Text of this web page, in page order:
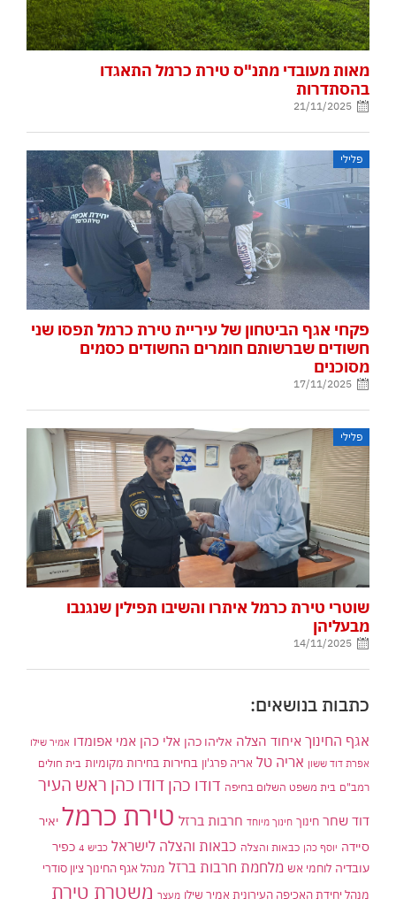
מאות מעובדי מתנ"ס טירת כרמל התאגדו
בהסתדרות
21/11/2025
פלילי
פקחי אגף הביטחון של עיריית טירת כרמל תפסו שני
חשודים שברשותם חומרים החשודים כסמים
מסוכנים
17/11/2025
פלילי
שוטרי טירת כרמל איתרו והשיבו תפילין שנגנבו
מבעליהן
14/11/2025
כתבות בנושאים:
אגף החינוך איחוד הצלה אליהו כהן אלי כהן אמי אפומדו אמיר שילו
אפרת דוד ששון אריה טל אריה פרג'ון בחירות בחירות מקומיות בית חולים
רמב"ם בית משפט השלום בחיפה דודו כהן דודו כהן ראש העיר
דוד שחר חינוך חינוך מיוחד חרבות ברזל טירת כרמל יאיר
סיידה יוסף כהן כבאות והצלה כבאות והצלה לישראל כביש 4
כפיר
עובדיה לוחמי אש מלחמת חרבות ברזל מנהל אגף החינוך ציון סודרי
מנהל יחידת האכיפה העירונית אמיר שילו מעצר משטרת טירת